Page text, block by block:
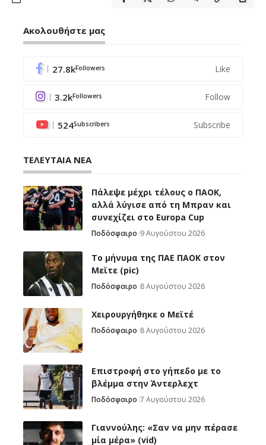
Ακολουθήστε μας
27.8kFollowers Like
3.2kFollowers Follow
524Subscribers Subscribe
ΤΕΛΕΥΤΑΙΑ ΝΕΑ
Πάλεψε μέχρι τέλους ο ΠΑΟΚ,
αλλά λύγισε από τη Μπραν και
συνεχίζει στο Europa Cup
Ποδόσφαιρο 9 Αυγούστου 2026
Το μήνυμα της ΠΑΕ ΠΑΟΚ στον
Μεϊτε (pic)
Ποδόσφαιρο 8 Αυγούστου 2026
Χειρουργήθηκε ο Μεϊτέ
Ποδόσφαιρο 8 Αυγούστου 2026
Επιστροφή στο γήπεδο με το
βλέμμα στην Άντερλεχτ
Ποδόσφαιρο 7 Αυγούστου 2026
Γιαννούλης: «Σαν να μην πέρασε
μία μέρα» (vid)